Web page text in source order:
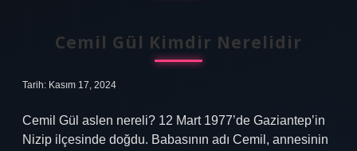
Cemil Gül Kimdir Nerelidir
Tarih: Kasım 17, 2024
Cemil Gül aslen nereli? 12 Mart 1977’de Gaziantep’in
Nizip ilçesinde doğdu. Babasının adı Cemil, annesinin